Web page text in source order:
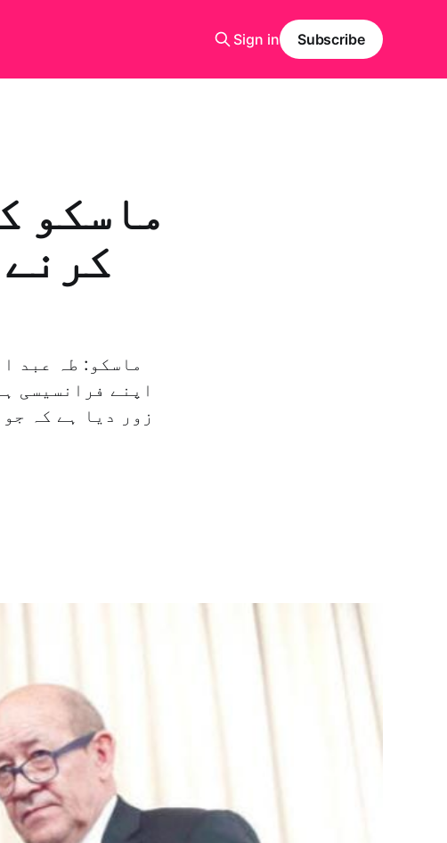
Sign in Subscribe
ماسکو
ماسکو: طہ عبد
اپنے فرانسیسی
زور دیا ہے کہ